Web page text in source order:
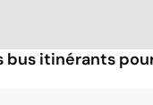
bus itinérants